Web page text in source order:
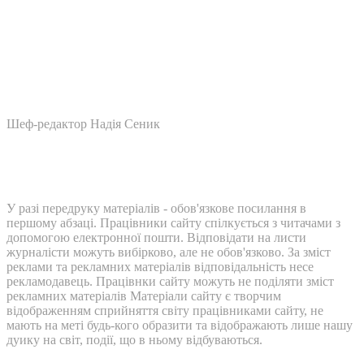
Шеф-редактор Надія Сеник
У разі передруку матеріалів - обов'язкове посилання в
першому абзаці. Працівники сайту спілкується з читачами з
допомогою електронної пошти. Відповідати на листи
журналісти можуть вибірково, але не обов'язково. За зміст
реклами та рекламних матеріалів відповідальність несе
рекламодавець. Працівнки сайту можуть не поділяти зміст
рекламних матеріалів Матеріали сайту є творчим
відображенням сприйняття світу працівниками сайту, не
мають на меті будь-кого образити та відображають лише нашу
дуику на світ, події, що в ньому відбуваються.